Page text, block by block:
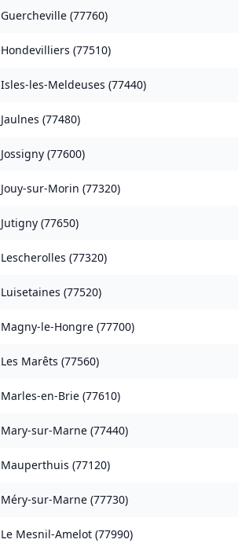
Guercheville (77760)
Hondevilliers (77510)
Isles-les-Meldeuses (77440)
Jaulnes (77480)
Jossigny (77600)
Jouy-sur-Morin (77320)
Jutigny (77650)
Lescherolles (77320)
Luisetaines (77520)
Magny-le-Hongre (77700)
Les Marêts (77560)
Marles-en-Brie (77610)
Mary-sur-Marne (77440)
Mauperthuis (77120)
Méry-sur-Marne (77730)
Le Mesnil-Amelot (77990)